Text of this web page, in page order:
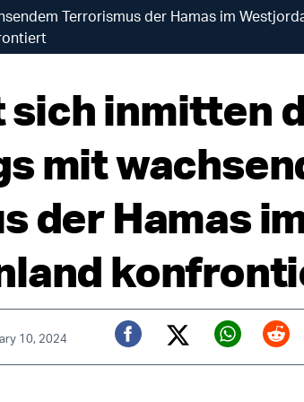
Terrorismus der Hamas im
sich inmitten
mit
der Hamas
10, 2024
Facebook
Twitter (X)